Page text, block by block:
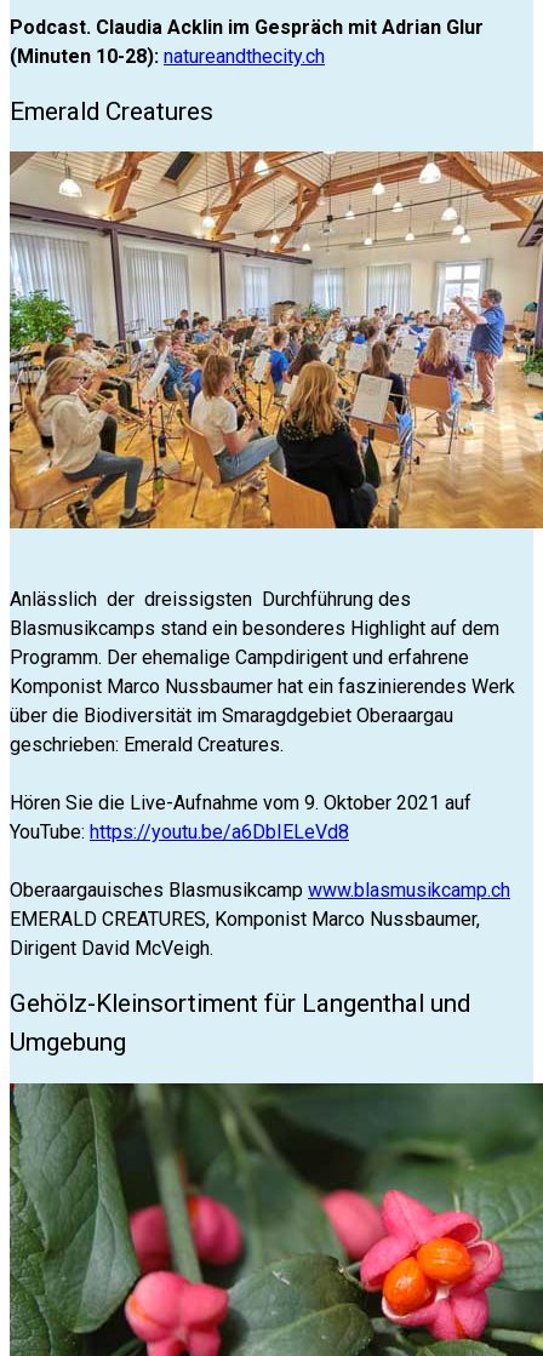
Podcast. Claudia Acklin im Gespräch mit Adrian Glur
(Minuten 10-28): natureandthecity.ch
Emerald Creatures
Anlässlich der dreissigsten Durchführung des
Blasmusikcamps stand ein besonderes Highlight auf dem
Programm. Der ehemalige Campdirigent und erfahrene
Komponist Marco Nussbaumer hat ein faszinierendes Werk
über die Biodiversität im Smaragdgebiet Oberaargau
geschrieben: Emerald Creatures.
Hören Sie die Live-Aufnahme vom 9. Oktober 2021 auf
YouTube: https://youtu.be/a6DbIELeVd8
Oberaargauisches Blasmusikcamp www.blasmusikcamp.ch
EMERALD CREATURES, Komponist Marco Nussbaumer,
Dirigent David McVeigh.
Gehölz-Kleinsortiment für Langenthal und
Umgebung